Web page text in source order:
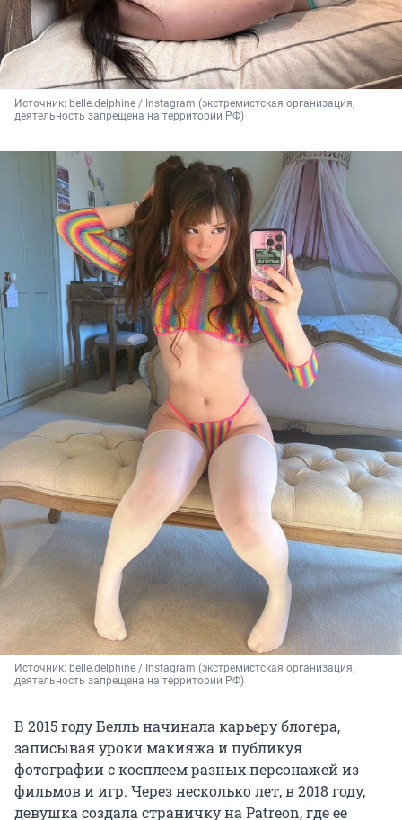
Источник: belle.delphine / Instagram (экстремистская организация,
деятельность запрещена на территории РФ)
Источник: belle.delphine / Instagram (экстремистская организация,
деятельность запрещена на территории РФ)
В 2015 году Белль начинала карьеру блогера,
записывая уроки макияжа и публикуя
фотографии с косплеем разных персонажей из
фильмов и игр. Через несколько лет, в 2018 году,
девушка создала страничку на Patreon, где ее